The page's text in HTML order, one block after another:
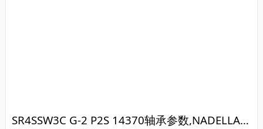
SR4SSW3C G-2 P2S 14370轴承参数,NADELLA轴承SR4SSW3C G-2 P2S 14370重量